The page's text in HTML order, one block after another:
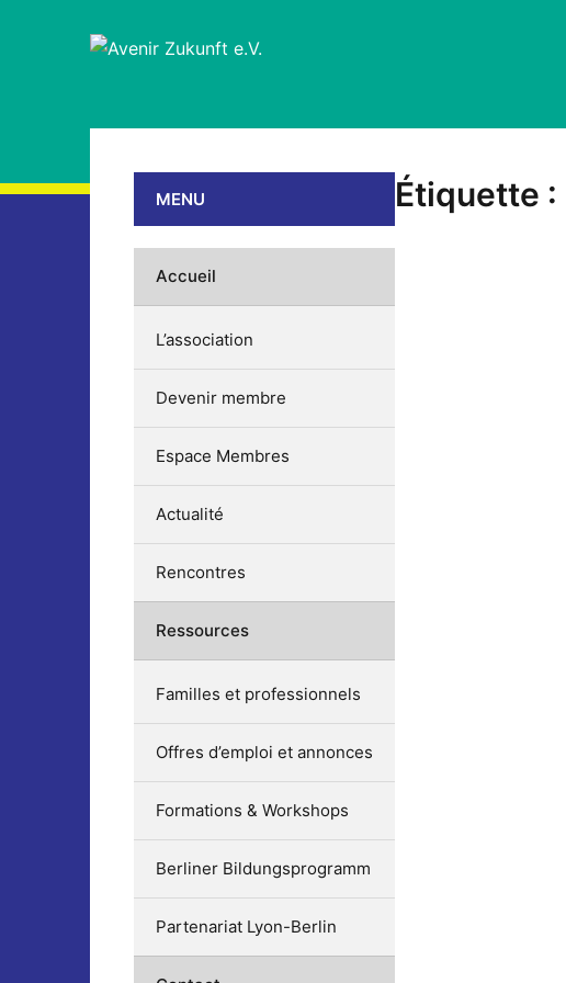
Étiquette :
MENU
Accueil
L’association
Devenir membre
Espace Membres
Actualité
Rencontres
Ressources
Familles et professionnels
Offres d’emploi et annonces
Formations & Workshops
Berliner Bildungsprogramm
Partenariat Lyon-Berlin